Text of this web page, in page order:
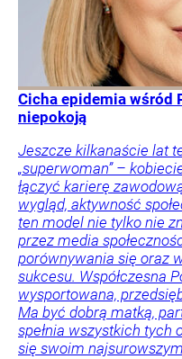
Cicha epidemia wśród
niepokoją
Jeszcze kilkanaście lat
„superwoman” –
łączyć karierę
wygląd, aktywność
ten model nie tylko nie
przez media
porównywania się oraz
sukcesu. Współczesna
wysportowana,
Ma być dobrą matką,
spełnia wszystkich tych
się swoim